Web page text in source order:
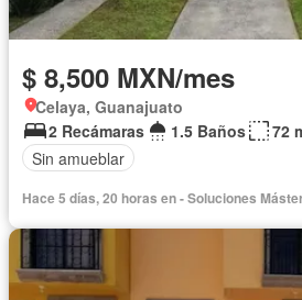
$ 8,500 MXN/mes
Celaya, Guanajuato
2 Recámaras
1.5 Baños
72
Sin amueblar
Hace 5 días, 20 horas en - Soluciones